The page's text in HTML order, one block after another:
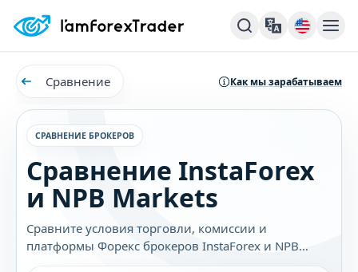
Сравнение Как мы зарабатываем
СРАВНЕНИЕ БРОКЕРОВ
Сравнение InstaForex
и NPB Markets
Сравните условия торговли, комиссии и
платформы Форекс брокеров InstaForex и NPB
Markets. Узнайте, какой брокер лучше подходит